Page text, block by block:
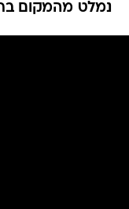
נמלט מהמקום